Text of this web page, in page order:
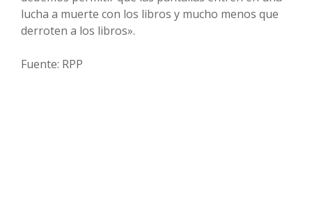
lucha a muerte con los libros y mucho menos que
derroten a los libros».
Fuente: RPP